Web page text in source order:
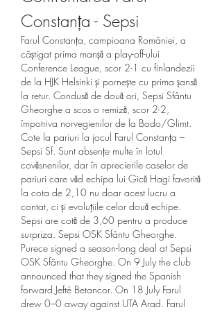
Constanța - Sepsi
Farul Constanța, campioana României, a
câștigat prima manșă a play-off-ului
Conference League, scor 2-1 cu finlandezii
de la HJK Helsinki și pornește cu prima șansă
la retur. Condusă de două ori, Sepsi Sfântu
Gheorghe a scos o remiză, scor 2-2,
împotriva norvegienilor de la Bodo/Glimt.
Cote la pariuri la jocul Farul Constanța –
Sepsi Sf. Sunt absențe multe în lotul
covăsnenilor, dar în aprecierile caselor de
pariuri care văd echipa lui Gică Hagi favorită
la cota de 2,10 nu doar acest lucru a
contat, ci și evoluțiile celor două echipe.
Sepsi are cotă de 3,60 pentru a produce
surpriza. Sepsi OSK Sfântu Gheorghe.
Purece signed a season-long deal at Sepsi
OSK Sfântu Gheorghe. On 9 July the club
announced that they signed the Spanish
forward Jefté Betancor. On 18 July Farul
drew 0–0 away against UTA Arad. Farul